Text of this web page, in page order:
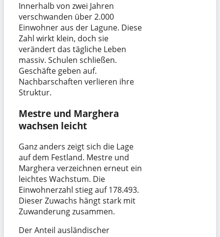
Innerhalb von zwei Jahren
verschwanden über 2.000
Einwohner aus der Lagune. Diese
Zahl wirkt klein, doch sie
verändert das tägliche Leben
massiv. Schulen schließen.
Geschäfte geben auf.
Nachbarschaften verlieren ihre
Struktur.
Mestre und Marghera
wachsen leicht
Ganz anders zeigt sich die Lage
auf dem Festland. Mestre und
Marghera verzeichnen erneut ein
leichtes Wachstum. Die
Einwohnerzahl stieg auf 178.493.
Dieser Zuwachs hängt stark mit
Zuwanderung zusammen.
Der Anteil ausländischer